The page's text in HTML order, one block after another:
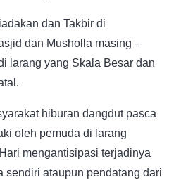
dan Takbir di
dan Musholla masing –
larang yang Skala Besar dan
hiburan dangdut pasca
oleh pemuda di larang
mengantisipasi terjadinya
sendiri ataupun pendatang dari